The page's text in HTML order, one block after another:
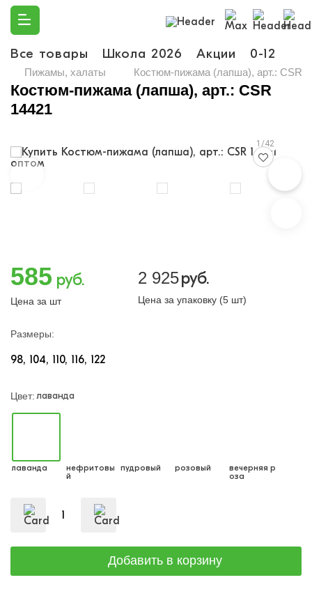
Все товары Школа 2026 Акции 0-12
Пижамы, халаты Костюм-пижама (лапша), арт.: CSR
Костюм-пижама (лапша), арт.: CSR
14421
1/42
585 руб.
Цена за шт
2 925руб.
Цена за упаковку (5 шт)
Размеры:
98 104 110 116 122
Цвет: лаванда
лаванда
нефритовы
й
пудровый розовый
вечерняя р
оза